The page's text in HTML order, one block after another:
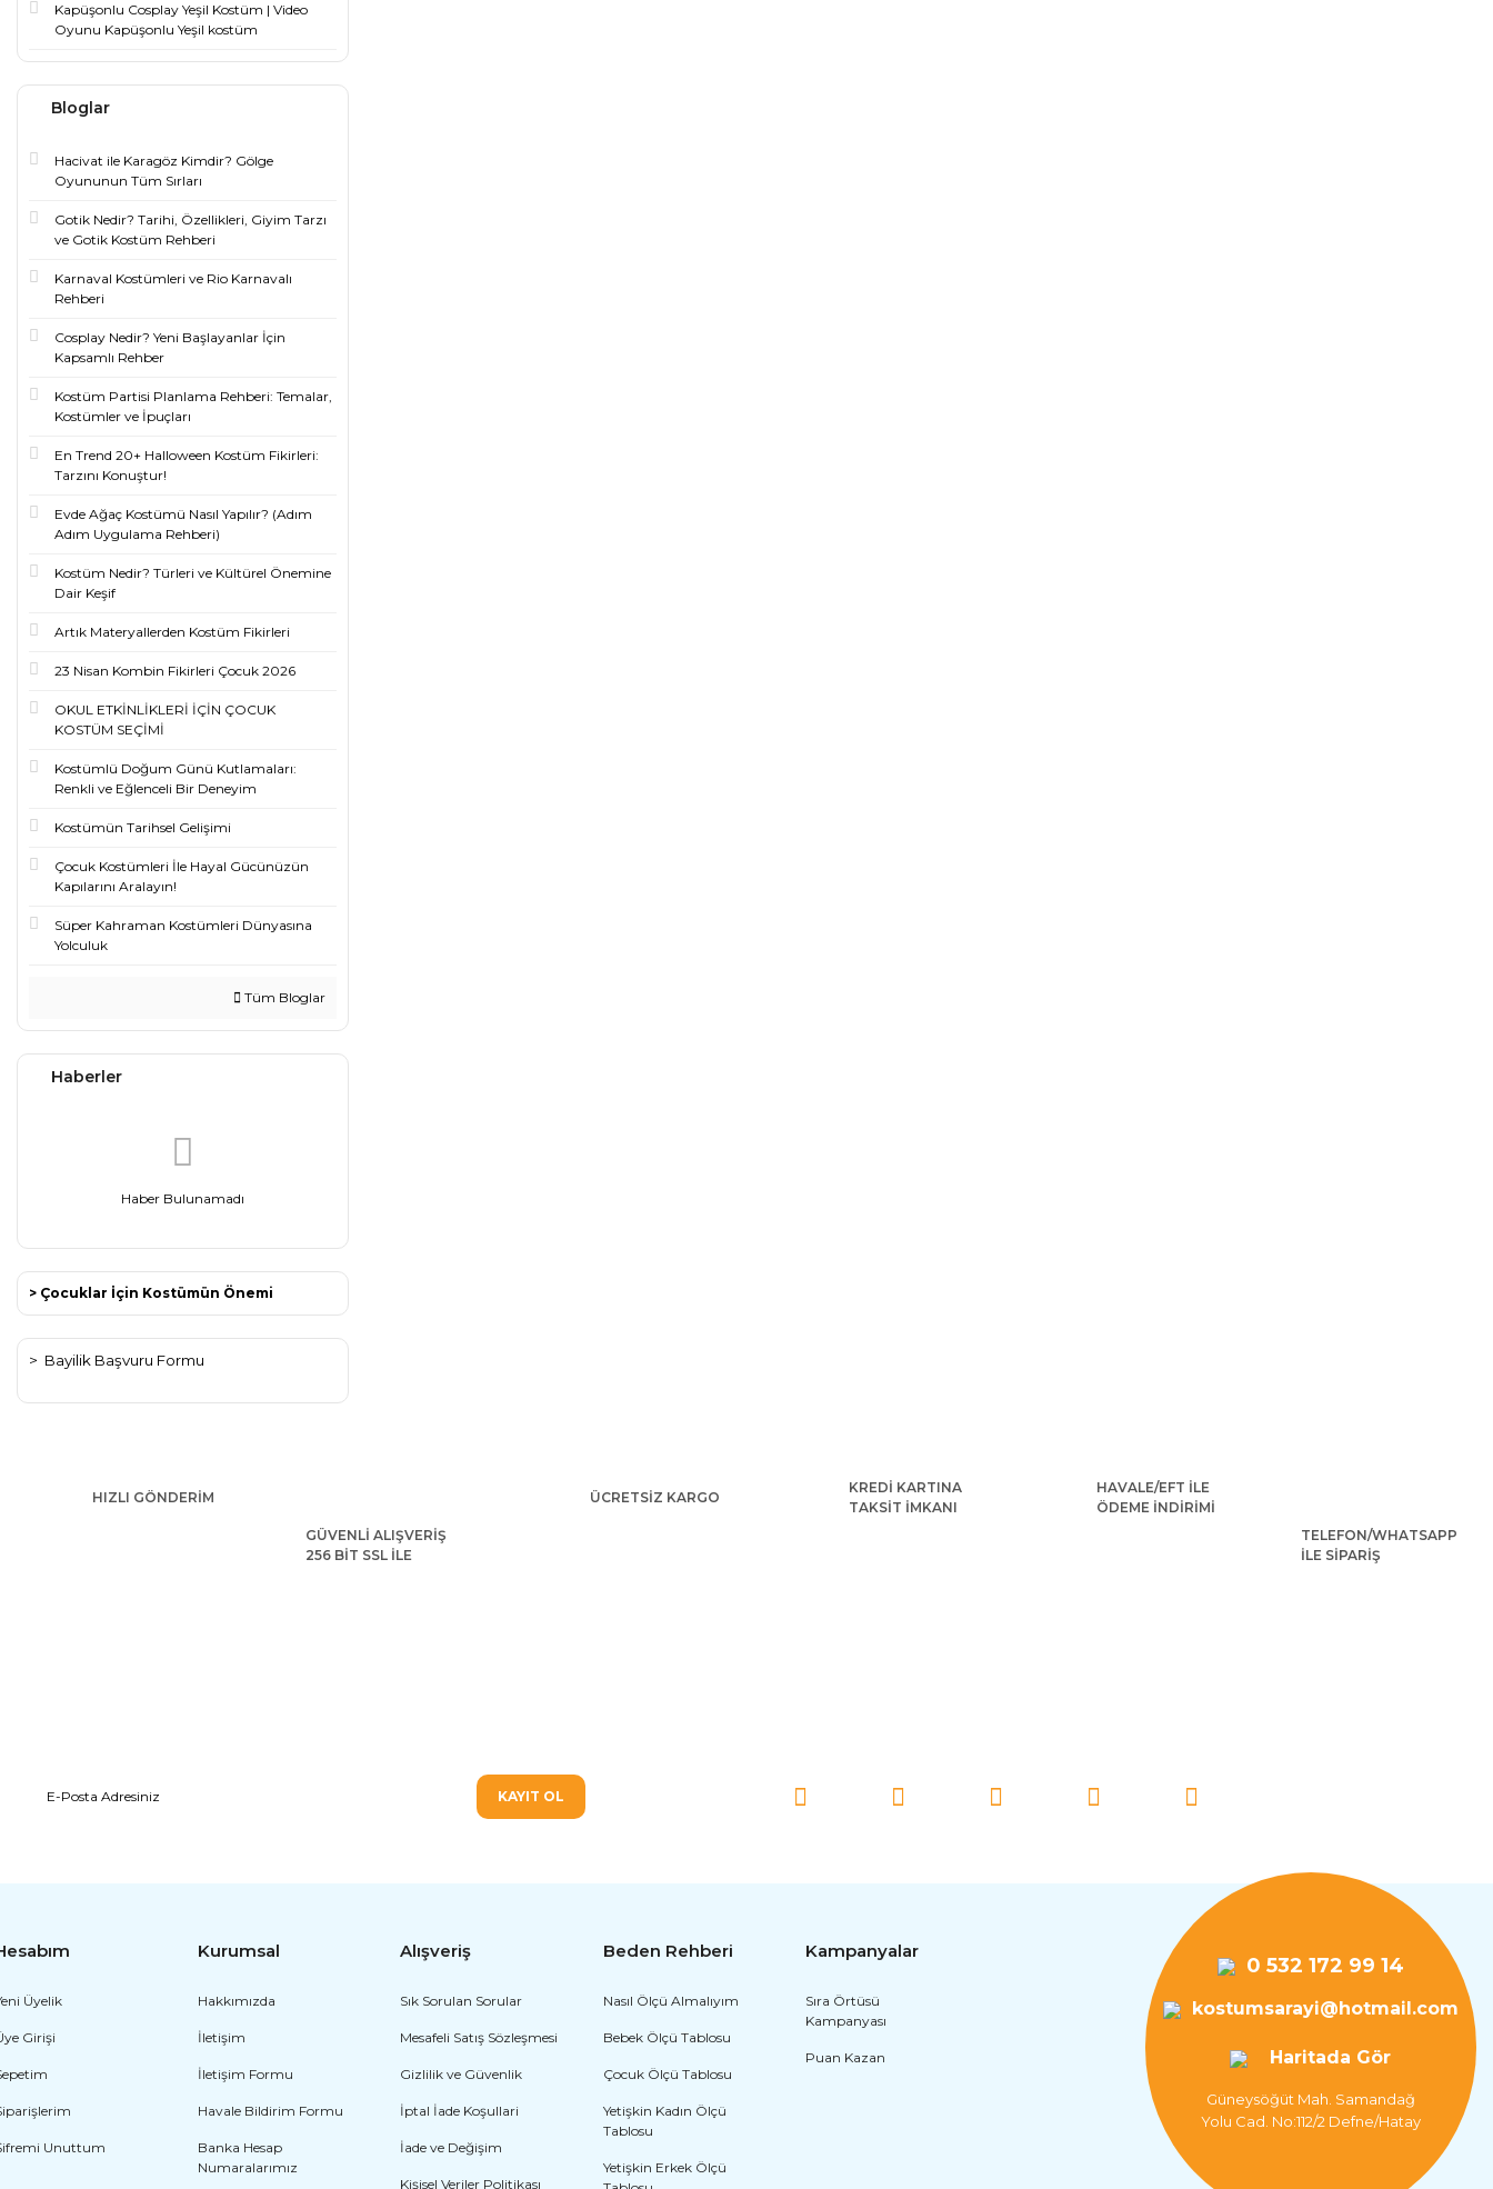
Kapüşonlu Cosplay Yeşil Kostüm | Video
Oyunu Kapüşonlu Yeşil kostüm
Bloglar
Hacivat ile Karagöz Kimdir? Gölge
Oyununun Tüm Sırları
Gotik Nedir? Tarihi, Özellikleri, Giyim Tarzı
ve Gotik Kostüm Rehberi
Karnaval Kostümleri ve Rio Karnavalı
Rehberi
Cosplay Nedir? Yeni Başlayanlar İçin
Kapsamlı Rehber
Kostüm Partisi Planlama Rehberi: Temalar,
Kostümler ve İpuçları
En Trend 20+ Halloween Kostüm Fikirleri:
Tarzını Konuştur!
Evde Ağaç Kostümü Nasıl Yapılır? (Adım
Adım Uygulama Rehberi)
Kostüm Nedir? Türleri ve Kültürel Önemine
Dair Keşif
Artık Materyallerden Kostüm Fikirleri
23 Nisan Kombin Fikirleri Çocuk 2026
OKUL ETKİNLİKLERİ İÇİN ÇOCUK
KOSTÜM SEÇİMİ
Kostümlü Doğum Günü Kutlamaları:
Renkli ve Eğlenceli Bir Deneyim
Kostümün Tarihsel Gelişimi
Çocuk Kostümleri İle Hayal Gücünüzün
Kapılarını Aralayın!
Süper Kahraman Kostümleri Dünyasına
Yolculuk
Tüm Bloglar
Haberler
Haber Bulunamadı
> Çocuklar İçin Kostümün Önemi
> Bayilik Başvuru Formu
HIZLI GÖNDERİM
GÜVENLİ ALIŞVERİŞ
256 BİT SSL İLE
ÜCRETSİZ KARGO
KREDİ KARTINA
TAKSİT İMKANI
HAVALE/EFT İLE
ÖDEME İNDİRİMİ
TELEFON/WHATSAPP
İLE SİPARİŞ
KAYIT OL
Üyelik
Girişi
Unuttum
Kurumsal
Hakkımızda
İletişim
İletişim Formu
Havale Bildirim Formu
Banka Hesap
Numaralarımız
Alışveriş
Sık Sorulan Sorular
Mesafeli Satış Sözleşmesi
Gizlilik ve Güvenlik
İptal İade Koşullari
İade ve Değişim
Kişisel Veriler Politikası
Beden Rehberi
Nasıl Ölçü Almalıyım
Bebek Ölçü Tablosu
Çocuk Ölçü Tablosu
Yetişkin Kadın Ölçü
Tablosu
Yetişkin Erkek Ölçü
Kampanyalar
Sıra Örtüsü
Kampanyası
Puan Kazan
0 532 172 99 14
kostumsarayi@hotmail.com
Haritada Gör
Güneysöğüt Mah. Samandağ
Yolu Cad. No:112/2 Defne/Hatay